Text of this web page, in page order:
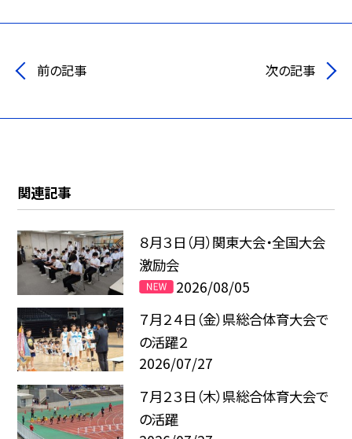
前の記事 次の記事
関連記事
８月３日（月）関東大会・全国大会
激励会
2026/08/05
７月２４日（金）県総合体育大会で
の活躍２
2026/07/27
７月２３日（木）県総合体育大会で
の活躍